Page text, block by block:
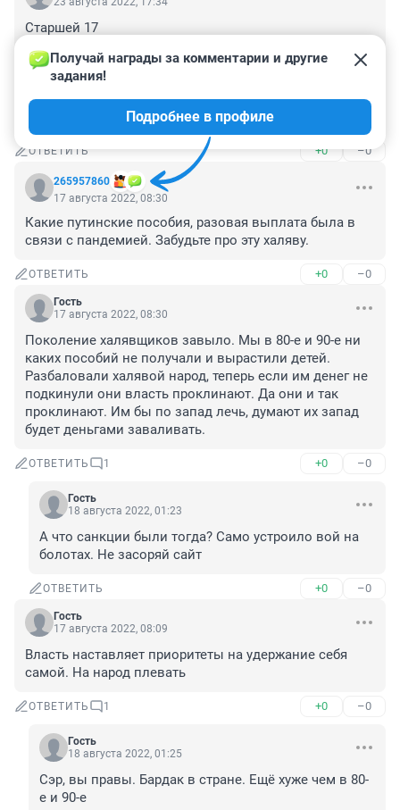
Старшей 17
прошлом году с 6 до 7 отказали без объяснений,
написала в МПФ, там ответили, что НПФ нарушает
закон, но в чудо--Новосибирске правды и грамотных
ответов не услышишь ни от кого!!!!!!
ОТВЕТИТЬ +0 –0
265957860
Получай награды за комментарии и другие
задания!
Подробнее в профиле
17 августа 2022, 08:30
Какие путинские пособия, разовая выплата была в
связи с пандемией. Забудьте про эту халяву.
ОТВЕТИТЬ +0 –0
Гость
17 августа 2022, 08:30
Поколение халявщиков завыло. Мы в 80-е и 90-е ни
каких пособий не получали и вырастили детей.
Разбаловали халявой народ, теперь если им денег не
подкинули они власть проклинают. Да они и так
проклинают. Им бы по запад лечь, думают их запад
будет деньгами заваливать.
ОТВЕТИТЬ 1 +0 –0
Гость
18 августа 2022, 01:23
А что санкции были тогда? Само устроило вой на
болотах. Не засоряй сайт
ОТВЕТИТЬ +0 –0
Гость
17 августа 2022, 08:09
Власть наставляет приоритеты на удержание себя
самой. На народ плевать
ОТВЕТИТЬ 1 +0 –0
Гость
18 августа 2022, 01:25
Сэр, вы правы. Бардак в стране. Ещё хуже чем в 80-
е и 90-е